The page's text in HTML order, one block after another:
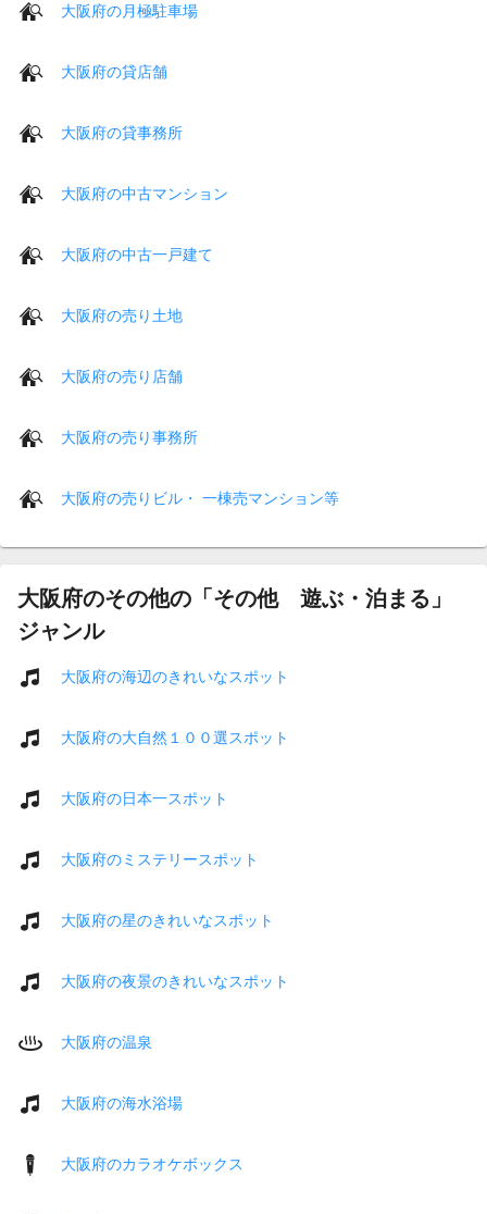
大阪府の月極駐車場
大阪府の貸店舗
大阪府の貸事務所
大阪府の中古マンション
大阪府の中古一戸建て
大阪府の売り土地
大阪府の売り店舗
大阪府の売り事務所
大阪府の売りビル・ 一棟売マンション等
大阪府のその他の「その他 遊ぶ・泊まる」
ジャンル
大阪府の海辺のきれいなスポット
大阪府の大自然１００選スポット
大阪府の日本一スポット
大阪府のミステリースポット
大阪府の星のきれいなスポット
大阪府の夜景のきれいなスポット
大阪府の温泉
大阪府の海水浴場
大阪府のカラオケボックス